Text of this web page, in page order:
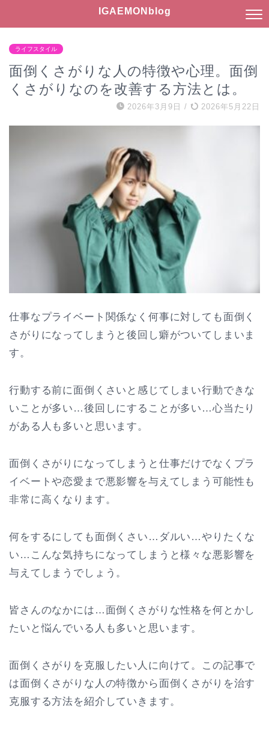
IGAEMONblog
ライフスタイル
面倒くさがりな人の特徴や心理。面倒
くさがりなのを改善する方法とは。
2026年3月9日 / 2026年5月22日
仕事なプライベート関係なく何事に対しても面倒く
さがりになってしまうと後回し癖がついてしまいま
す。
行動する前に面倒くさいと感じてしまい行動できな
いことが多い…後回しにすることが多い…心当たり
がある人も多いと思います。
面倒くさがりになってしまうと仕事だけでなくプラ
イベートや恋愛まで悪影響を与えてしまう可能性も
非常に高くなります。
何をするにしても面倒くさい…ダルい…やりたくな
い…こんな気持ちになってしまうと様々な悪影響を
与えてしまうでしょう。
皆さんのなかには…面倒くさがりな性格を何とかし
たいと悩んでいる人も多いと思います。
面倒くさがりを克服したい人に向けて。この記事で
は面倒くさがりな人の特徴から面倒くさがりを治す
克服する方法を紹介していきます。